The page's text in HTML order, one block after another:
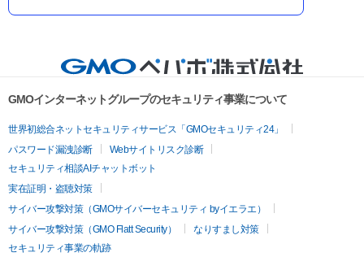
GMOインターネットグループのセキュリティ事業について
世界初総合ネットセキュリティサービス「GMOセキュリティ24」
パスワード漏洩診断
Webサイトリスク診断
セキュリティ相談AIチャットボット
実在証明・盗聴対策
サイバー攻撃対策（GMOサイバーセキュリティ byイエラエ）
サイバー攻撃対策（GMO Flatt Security）
なりすまし対策
セキュリティ事業の軌跡